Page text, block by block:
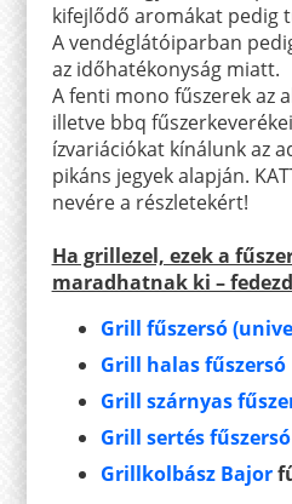
kifejlődő aromákat pedig
A vendéglátóiparban
az időhatékonyság miatt.
A fenti mono fűszerek az
illetve bbq
ízvariációkat kínálunk az
pikáns jegyek alapján.
nevére a részletekért!
Ha grillezel, ezek a
maradhatnak ki –
Grill fűszersó
Grill halas fűszersó
Grill szárnyas
Grill sertés fűszersó
Grillkolbász Bajor